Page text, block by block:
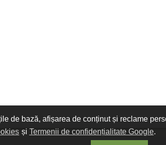
de bază, afișarea de conținut și reclame
și Termenii de confidențialitate Google.